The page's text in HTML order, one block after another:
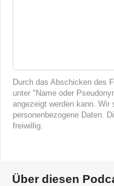
Durch das Abschicken des
unter "Name oder
angezeigt werden kann. Wir
personenbezogene Daten.
freiwillig.
Über diesen